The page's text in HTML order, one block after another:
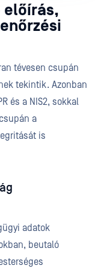
előírás,
tévesen csupán
tekintik. Azonban
és a NIS2, sokkal
a
is
adatok
beutaló